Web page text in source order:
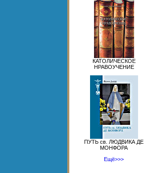
КАТОЛИЧЕСКОЕ
НРАВОУЧЕНИЕ
ПУТЬ св. ЛЮДВИКА ДЕ
МОНФОРА
Ещё>>>